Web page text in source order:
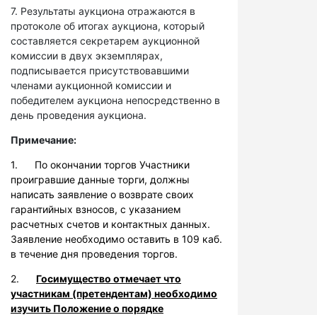
7. Результаты аукциона отражаются в
протоколе об итогах аукциона, который
составляется секретарем аукционной
комиссии в двух экземплярах,
подписывается присутствовавшими
членами аукционной комиссии и
победителем аукциона непосредственно в
день проведения аукциона.
Примечание:
1. По окончании торгов Участники
проигравшие данные торги, должны
написать заявление о возврате своих
гарантийных взносов, с указанием
расчетных счетов и контактных данных.
Заявление необходимо оставить в 109 каб.
в течение дня проведения торгов.
2. Госимущество отмечает что
участникам (претендентам) необходимо
изучить Положение о порядке